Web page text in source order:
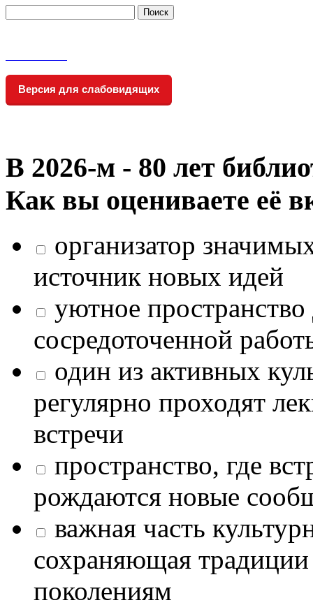
Версия для слабовидящих
В 2026‑м - 80 лет
Как вы оцениваете её
организатор
источник новых идей
уютное
сосредоточенной
один из активных
регулярно проходят
встречи
пространство, где
рождаются новые
важная часть
сохраняющая
поколениям